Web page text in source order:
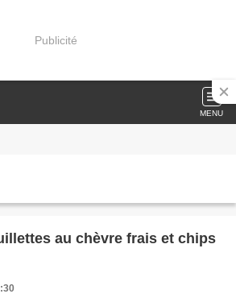
Publicité
MENU
au chèvre frais et chips